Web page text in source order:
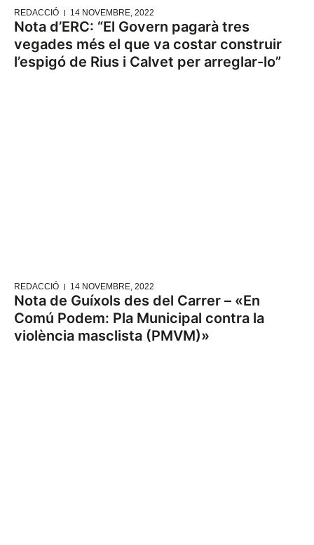
REDACCIÓ 14 NOVEMBRE, 2022
Nota d’ERC: “El Govern pagarà tres
vegades més el que va costar construir
l’espigó de Rius i Calvet per arreglar-lo”
REDACCIÓ 14 NOVEMBRE, 2022
Nota de Guíxols des del Carrer – «En
Comú Podem: Pla Municipal contra la
violència masclista (PMVM)»